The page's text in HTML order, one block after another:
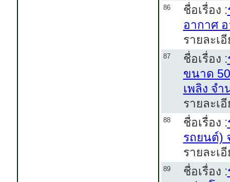
86 ชื่อเรื่อง :
อากาศ
รายละเ
87 ชื่อเรื่อง :
ขนาด
เพลิง จ
รายละเ
88 ชื่อเรื่อง :
รถยนต์)
รายละเ
89 ชื่อเรื่อง :